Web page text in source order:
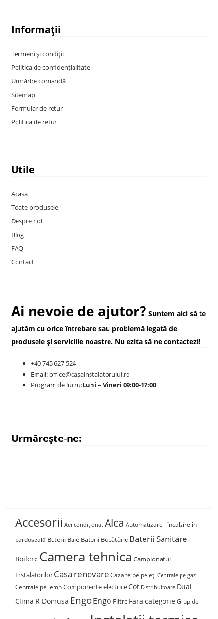
Informații
Termeni și condiții
Politica de confidențialitate
Urmărire comandă
Sitemap
Formular de retur
Politica de retur
Utile
Acasa
Toate produsele
Despre noi
Blog
FAQ
Contact
Ai nevoie de ajutor? Suntem aici să te
ajutăm cu orice întrebare sau problemă legată de
produsele și serviciile noastre. Nu ezita să ne contactezi!
+40 745 627 524
Email:office@casainstalatorului.ro
Program de lucru:Luni – Vineri 09:00-17:00
Urmărește-ne:
Accesorii Aer condiționat Alca Automatizare - încalzire în
pardoseală Baterii Baie Baterii Bucătărie Baterii Sanitare
Boilere Camera tehnica Campionatul
Instalatorilor Casa renovare Cazane pe peleți Centrale pe gaz
Centrale pe lemn Componente electrice Cot Distribuitoare Dual
Clima R Domusa EngoEngo Filtre Fără categorie Grup de